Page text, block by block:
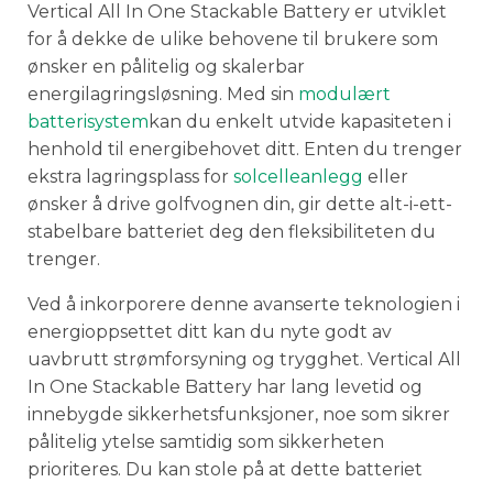
Vertical All In One Stackable Battery er utviklet
for å dekke de ulike behovene til brukere som
ønsker en pålitelig og skalerbar
energilagringsløsning. Med sin modulært
batterisystem kan du enkelt utvide kapasiteten i
henhold til energibehovet ditt. Enten du trenger
ekstra lagringsplass for solcelleanlegg eller
ønsker å drive golfvognen din, gir dette alt-i-ett-
stabelbare batteriet deg den fleksibiliteten du
trenger.
Ved å inkorporere denne avanserte teknologien i
energioppsettet ditt kan du nyte godt av
uavbrutt strømforsyning og trygghet. Vertical All
In One Stackable Battery har lang levetid og
innebygde sikkerhetsfunksjoner, noe som sikrer
pålitelig ytelse samtidig som sikkerheten
prioriteres. Du kan stole på at dette batteriet